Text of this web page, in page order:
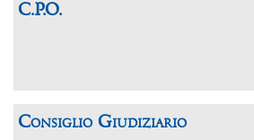
C.P.O.
Consiglio Giudiziario